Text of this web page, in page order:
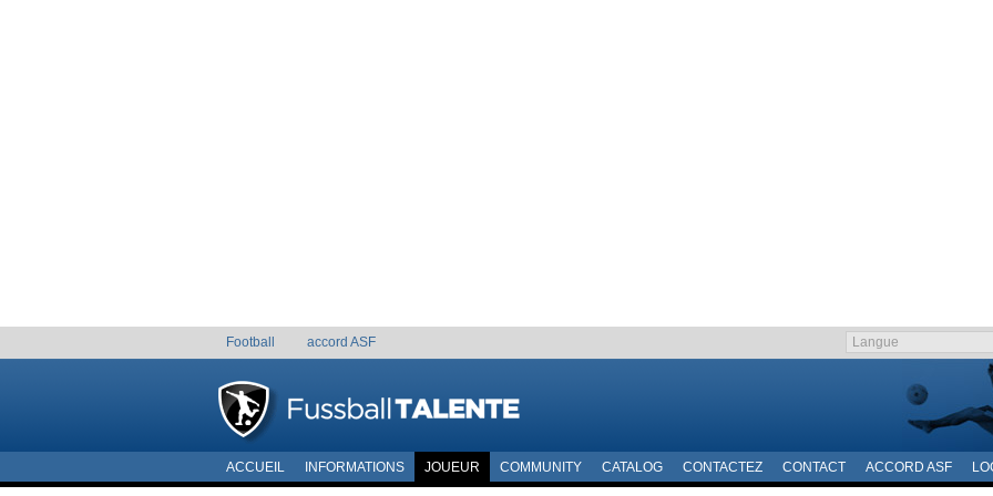
Football accord ASF
ACCUEIL INFORMATIONS JOUEUR COMMUNITY CATALOG CONTACTEZ CONTACT ACCORD ASF